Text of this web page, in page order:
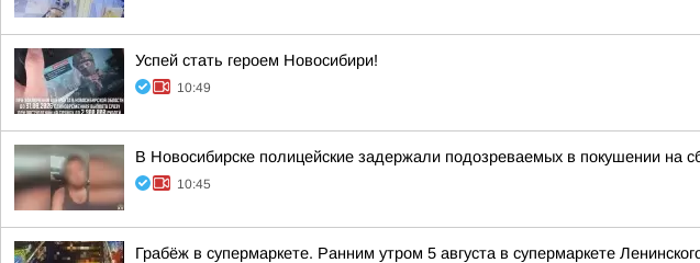
Успей стать героем Новосибири!
10:49
В Новосибирске полицейские задержали подозреваемых в покушении на
10:45
Грабёж в супермаркете. Ранним утром 5 августа в супермаркете